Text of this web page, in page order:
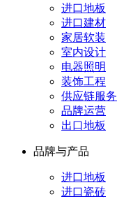
进口地板
进口建材
家居软装
室内设计
电器照明
装饰工程
供应链服务
品牌运营
出口地板
品牌与产品
进口地板
进口瓷砖